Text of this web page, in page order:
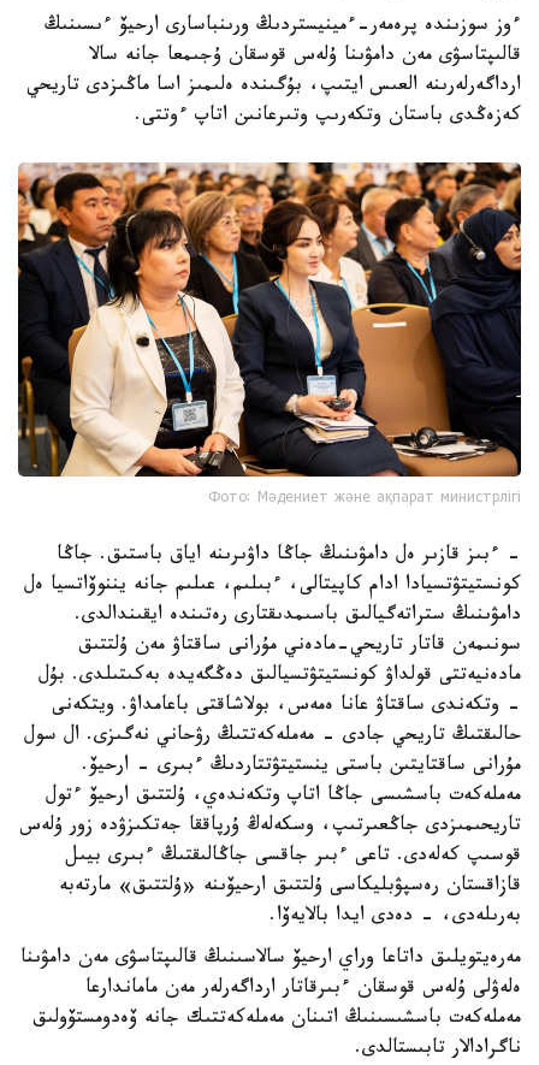
ءوز سوزىندە پرەمەر-ءمينيستردىڭ ورىنباسارى ارحيۆ ءىسىنىڭ
قالىپتاسۋى مەن دامۋىنا ۇلەس قوسقان ۇجىمعا جانە سالا
ارداگەرلەرىنە العىس ايتىپ، بۇگىندە ەلىمىز اسا ماڭىزدى تاريحي
كەزەڭدى باستان وتكەرىپ وتىرعانىن اتاپ ءوتتى.
Фото: Мәдениет және ақпарат министрлігі
- ءبىز قازىر ەل دامۋىنىڭ جاڭا داۋىرىنە اياق باستىق. جاڭا
كونستيتۋتسيادا ادام كاپيتالى، ءبىلىم، عىلىم جانە يننوۆاتسيا ەل
دامۋىنىڭ ستراتەگيالىق باسىمدىقتارى رەتىندە ايقىندالدى.
سونىمەن قاتار تاريحي-مادەني مۇرانى ساقتاۋ مەن ۇلتتىق
مادەنيەتتى قولداۋ كونستيتۋتسيالىق دەڭگەيدە بەكىتىلدى. بۇل
- وتكەندى ساقتاۋ عانا ەمەس، بولاشاقتى باعامداۋ. ويتكەنى
حالىقتىڭ تاريحي جادى - مەملەكەتتىڭ رۋحاني نەگىزى. ال سول
مۇرانى ساقتايتىن باستى ينستيتۋتتاردىڭ ءبىرى - ارحيۆ.
مەملەكەت باسشىسى جاڭا اتاپ وتكەندەي، ۇلتتىق ارحيۆ ءتول
تاريحىمىزدى جاڭعىرتىپ، وسكەلەڭ ۇرپاققا جەتكىزۋدە زور ۇلەس
قوسىپ كەلەدى. تاعى ءبىر جاقسى جاڭالىقتىڭ ءبىرى بيىل
قازاقستان رەسپۋبليكاسى ۇلتتىق ارحيۆىنە «ۇلتتىق» مارتەبە
بەرىلەدى، - دەدى ايدا بالايەۆا.
مەرەيتويلىق داتاعا وراي ارحيۆ سالاسىنىڭ قالىپتاسۋى مەن دامۋىنا
ەلەۋلى ۇلەس قوسقان ءبىرقاتار ارداگەرلەر مەن ماماندارعا
مەملەكەت باسشىسىنىڭ اتىنان مەملەكەتتىك جانە ۆەدومستۆولىق
ناگرادالار تابىستالدى.